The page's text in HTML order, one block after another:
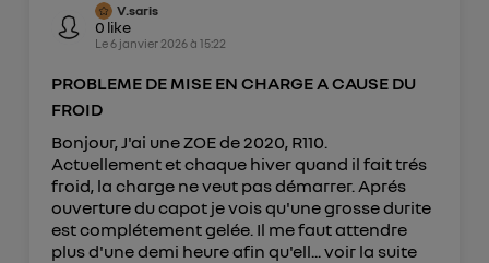
V.saris
0 like
Le6 janvier 2026à 15:22
PROBLEME DE MISE EN CHARGE A CAUSE DU
FROID
Bonjour, J'ai une ZOE de 2020, R110.
Actuellement et chaque hiver quand il fait trés
froid, la charge ne veut pas démarrer. Aprés
ouverture du capot je vois qu'une grosse durite
est complétement gelée. Il me faut attendre
plus d'une demi heure afin qu'ell... voir la suite